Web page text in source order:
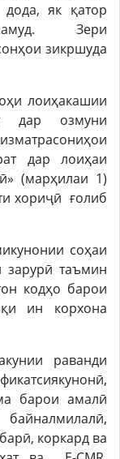
як қатор
намуд. Зери
зикршуда
лоиҳакашии
дар озмуни
дар лоиҳаи
(марҳилаи 1)
хориҷӣ ғолиб
соҳаи
зарурӣ таъмин
кодҳо барои
ин корхона
раванди
барои амалӣ
коркард ва